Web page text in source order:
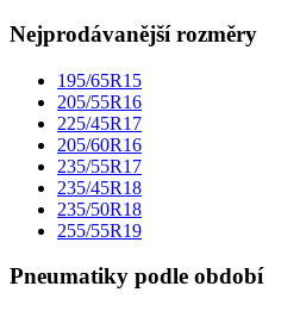
Nejprodávanější rozměry
195/65R15
205/55R16
225/45R17
205/60R16
235/55R17
235/45R18
235/50R18
255/55R19
Pneumatiky podle období